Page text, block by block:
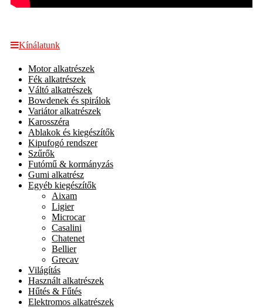
Kínálatunk
Motor alkatrészek
Fék alkatrészek
Váltó alkatrészek
Bowdenek és spirálok
Variátor alkatrészek
Karosszéra
Ablakok és kiegészítők
Kipufogó rendszer
Szűrők
Futómű & kormányzás
Gumi alkatrész
Egyéb kiegészítők
Aixam
Ligier
Microcar
Casalini
Chatenet
Bellier
Grecav
Világítás
Használt alkatrészek
Hűtés & Fűtés
Elektromos alkatrészek